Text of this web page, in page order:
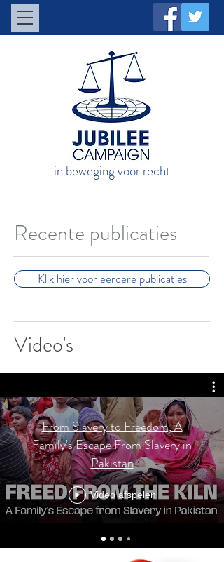
in beweging voor recht
Recente publicaties
Klik hier voor eerdere publicaties
Video's
From Slavery to Freedom, A
Family's Escape From Slavery in
Pakistan
Video afspelen